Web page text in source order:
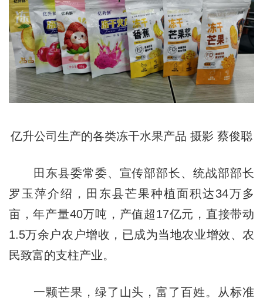
亿升公司生产的各类冻干水果产品 摄影 蔡俊聪
田东县委常委、宣传部部长、统战部部长
罗玉萍介绍，田东县芒果种植面积达34万多
亩，年产量40万吨，产值超17亿元，直接带动
1.5万余户农户增收，已成为当地农业增效、农
民致富的支柱产业。
一颗芒果，绿了山头，富了百姓。从标准